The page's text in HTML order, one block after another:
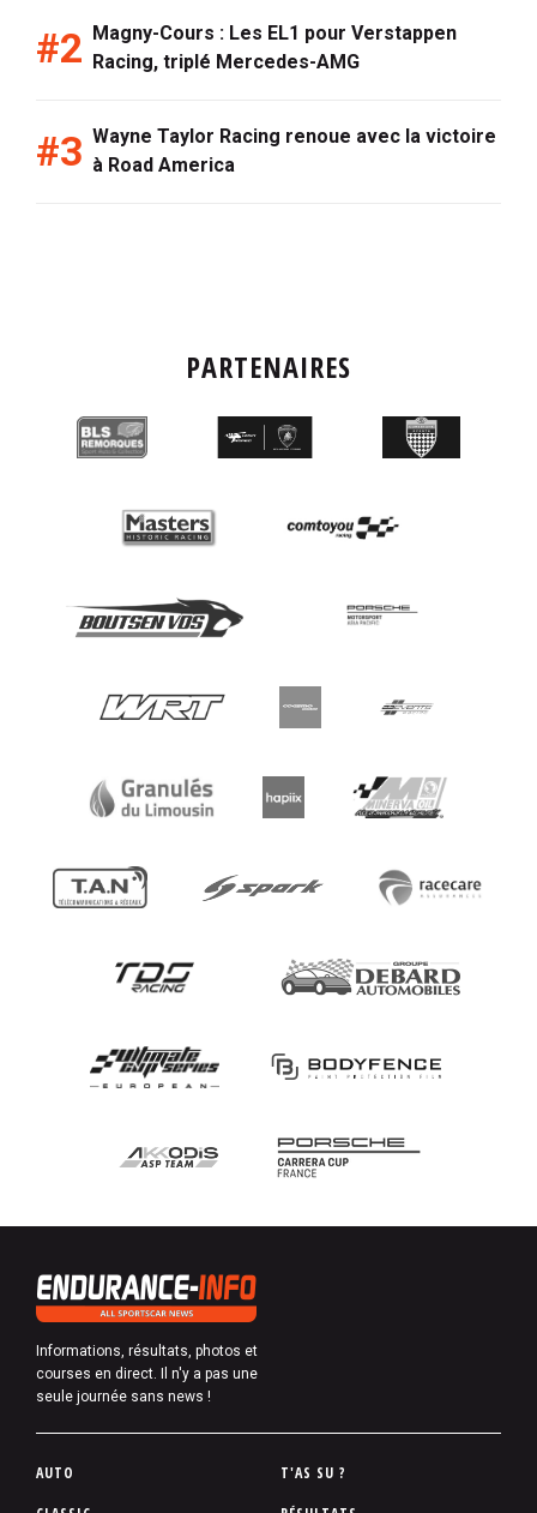
Magny-Cours : Les EL1 pour Verstappen
Racing, triplé Mercedes-AMG
Wayne Taylor Racing renoue avec la victoire
à Road America
PARTENAIRES
Informations, résultats, photos et
courses en direct. Il n'y a pas une
seule journée sans news !
P
AUTO
T'AS SU ?